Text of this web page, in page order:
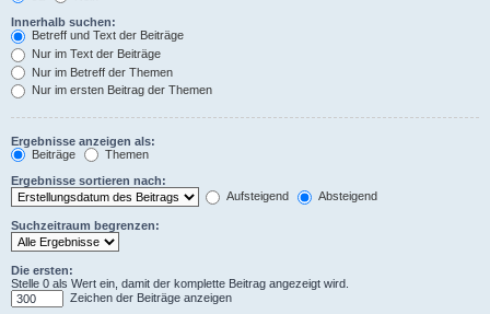
Innerhalb suchen:
Betreff und Text der Beiträge
Nur im Text der Beiträge
Nur im Betreff der Themen
Nur im ersten Beitrag der Themen
Ergebnisse anzeigen als:
Beiträge
Themen
Ergebnisse sortieren nach:
Aufsteigend
Absteigend
Suchzeitraum begrenzen:
Die ersten:
Stelle 0 als Wert ein, damit der komplette Beitrag angezeigt wird.
Zeichen der Beiträge anzeigen